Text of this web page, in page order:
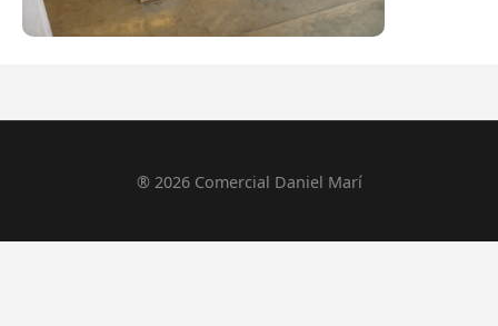
® 2026 Comercial Daniel Marí